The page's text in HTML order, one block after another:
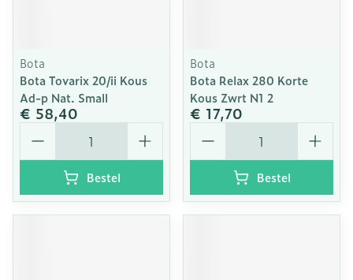
Bota
Bota Tovarix 20/ii Kous
Ad-p Nat. Small
€ 58,40
Aantal
Bestel
Bota
Bota Relax 280 Korte
Kous Zwrt N1 2
€ 17,70
Aantal
Bestel